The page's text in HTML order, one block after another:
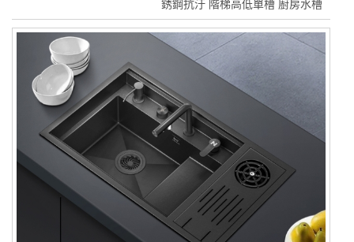
銹鋼抗汙 階梯高低單槽 廚房水槽